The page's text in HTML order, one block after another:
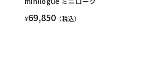
¥69,850 （税込）